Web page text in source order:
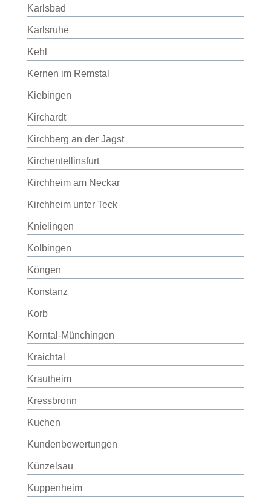
Karlsbad
Karlsruhe
Kehl
Kernen im Remstal
Kiebingen
Kirchardt
Kirchberg an der Jagst
Kirchentellinsfurt
Kirchheim am Neckar
Kirchheim unter Teck
Knielingen
Kolbingen
Köngen
Konstanz
Korb
Korntal-Münchingen
Kraichtal
Krautheim
Kressbronn
Kuchen
Kundenbewertungen
Künzelsau
Kuppenheim